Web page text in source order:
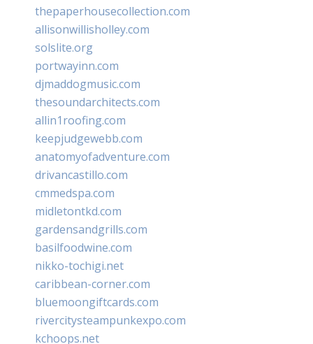
thepaperhousecollection.com
allisonwillisholley.com
solslite.org
portwayinn.com
djmaddogmusic.com
thesoundarchitects.com
allin1roofing.com
keepjudgewebb.com
anatomyofadventure.com
drivancastillo.com
cmmedspa.com
midletontkd.com
gardensandgrills.com
basilfoodwine.com
nikko-tochigi.net
caribbean-corner.com
bluemoongiftcards.com
rivercitysteampunkexpo.com
kchoops.net